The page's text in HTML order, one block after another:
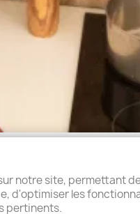
notre site, permettant
d'optimiser les
pertinents.